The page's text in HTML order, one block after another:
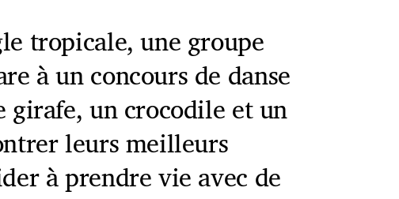
tropicale, une groupe
à un concours de danse
girafe, un crocodile et un
leurs meilleurs
à prendre vie avec de